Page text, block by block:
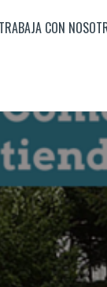
TRABAJA CON